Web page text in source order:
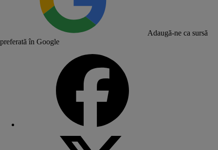
Adaugă-ne ca sursă
preferată în Google